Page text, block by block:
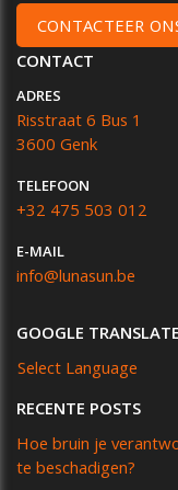
CONTACTEER
CONTACT
ADRES
Risstraat 6 Bus 1
3600 Genk
TELEFOON
+32 475 503 012
E-MAIL
info@lunasun.be
GOOGLE TRANSLATE
Select Language
RECENTE POSTS
Hoe bruin je
te beschadigen?